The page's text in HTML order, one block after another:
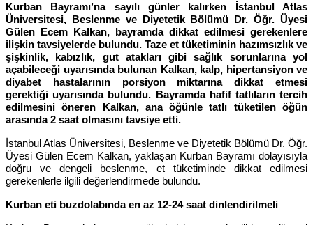
Kurban Bayramı’na sayılı günler kalırken İstanbul Atlas
Üniversitesi, Beslenme ve Diyetetik Bölümü Dr. Öğr. Üyesi
Gülen Ecem Kalkan, bayramda dikkat edilmesi gerekenlere
ilişkin tavsiyelerde bulundu. Taze et tüketiminin hazımsızlık ve
şişkinlik, kabızlık, gut atakları gibi sağlık sorunlarına yol
açabileceği uyarısında bulunan Kalkan, kalp, hipertansiyon ve
diyabet hastalarının porsiyon miktarına dikkat etmesi
gerektiği uyarısında bulundu. Bayramda hafif tatlıların tercih
edilmesini öneren Kalkan, ana öğünle tatlı tüketilen öğün
arasında 2 saat olmasını tavsiye etti.
İstanbul Atlas Üniversitesi, Beslenme ve Diyetetik Bölümü Dr. Öğr.
Üyesi Gülen Ecem Kalkan, yaklaşan Kurban Bayramı dolayısıyla
doğru ve dengeli beslenme, et tüketiminde dikkat edilmesi
gerekenlerle ilgili değerlendirmede bulundu.
Kurban eti buzdolabında en az 12-24 saat dinlendirilmeli